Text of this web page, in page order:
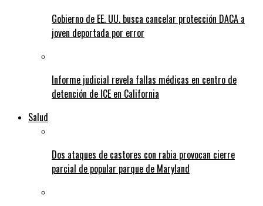
Gobierno de EE. UU. busca cancelar protección DACA a
joven deportada por error
Informe judicial revela fallas médicas en centro de
detención de ICE en California
Salud
Dos ataques de castores con rabia provocan cierre
parcial de popular parque de Maryland